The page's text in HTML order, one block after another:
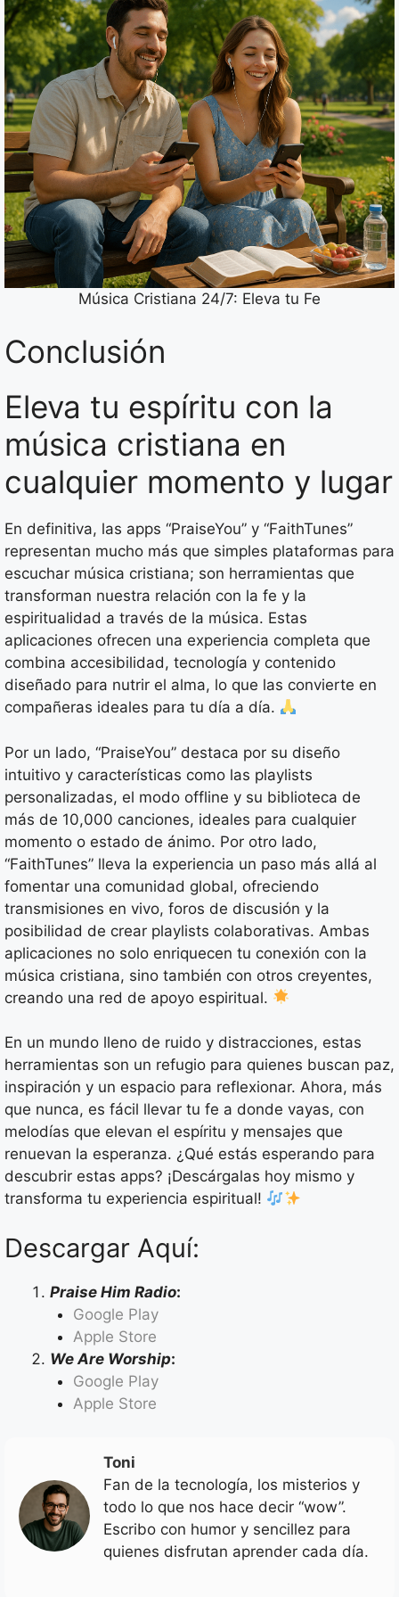
Música Cristiana 24/7: Eleva tu Fe
Conclusión
Eleva tu espíritu con la
música cristiana en
cualquier momento y lugar
En definitiva, las apps “PraiseYou” y “FaithTunes”
representan mucho más que simples plataformas para
escuchar música cristiana; son herramientas que
transforman nuestra relación con la fe y la
espiritualidad a través de la música. Estas
aplicaciones ofrecen una experiencia completa que
combina accesibilidad, tecnología y contenido
diseñado para nutrir el alma, lo que las convierte en
compañeras ideales para tu día a día.
Por un lado, “PraiseYou” destaca por su diseño
intuitivo y características como las playlists
personalizadas, el modo offline y su biblioteca de
más de 10,000 canciones, ideales para cualquier
momento o estado de ánimo. Por otro lado,
“FaithTunes” lleva la experiencia un paso más allá al
fomentar una comunidad global, ofreciendo
transmisiones en vivo, foros de discusión y la
posibilidad de crear playlists colaborativas. Ambas
aplicaciones no solo enriquecen tu conexión con la
música cristiana, sino también con otros creyentes,
creando una red de apoyo espiritual.
En un mundo lleno de ruido y distracciones, estas
herramientas son un refugio para quienes buscan paz,
inspiración y un espacio para reflexionar. Ahora, más
que nunca, es fácil llevar tu fe a donde vayas, con
melodías que elevan el espíritu y mensajes que
renuevan la esperanza. ¿Qué estás esperando para
descubrir estas apps? ¡Descárgalas hoy mismo y
transforma tu experiencia espiritual!
Descargar Aquí:
Praise Him Radio:
Google Play
Apple Store
We Are Worship:
Google Play
Apple Store
Toni
Fan de la tecnología, los misterios y
todo lo que nos hace decir “wow”.
Escribo con humor y sencillez para
quienes disfrutan aprender cada día.